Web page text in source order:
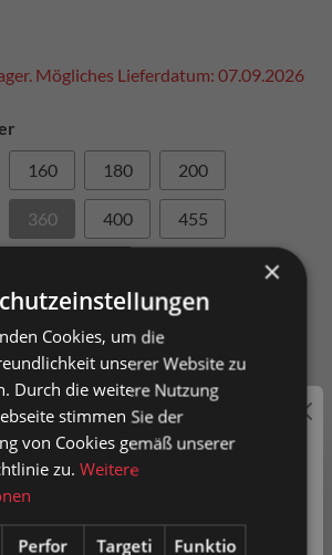
Mögliches Lieferdatum: 07.09.2026
160 180 200
360 400 455
105 120 140
203 220 270
Preise mit MwSt. (brutto) und
ohne MwSt. (netto) angezeigt
×
Cookies, um die
unserer Website zu
Durch die weitere Nutzung
stimmen Sie der
von Cookies gemäß unserer
zu.Weitere
Perfor
Targeti
Funktio